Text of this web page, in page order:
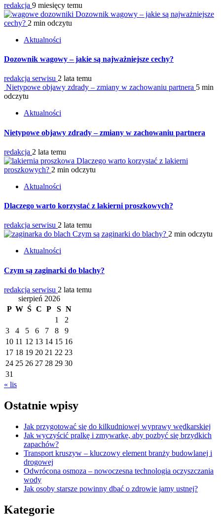
redakcja 9 miesięcy temu
Dozownik wagowy – jakie są najważniejsze
cechy? 2 min odczytu
Aktualności
Dozownik wagowy – jakie są najważniejsze cechy?
redakcja serwisu 2 lata temu
Nietypowe objawy zdrady – zmiany w zachowaniu partnera 5 min
odczytu
Aktualności
Nietypowe objawy zdrady – zmiany w zachowaniu partnera
redakcja 2 lata temu
Dlaczego warto korzystać z lakierni
proszkowych? 2 min odczytu
Aktualności
Dlaczego warto korzystać z lakierni proszkowych?
redakcja serwisu 2 lata temu
Czym są zaginarki do blachy? 2 min odczytu
Aktualności
Czym są zaginarki do blachy?
redakcja serwisu 2 lata temu
sierpień 2026
P W Ś C P S N
1
2
3
4 5 6 7 8
9
10 11 12 13 14 15 16
17 18 19 20 21 22 23
24 25 26 27 28 29 30
31
« lis
Ostatnie wpisy
Jak przygotować się do kilkudniowej wyprawy wędkarskiej
Jak wyczyścić pralkę i zmywarkę, aby pozbyć się brzydkich
zapachów?
Transport kruszyw – kluczowy element branży budowlanej i
drogowej
Odwrócona osmoza – nowoczesna technologia oczyszczania
wody
Jak osoby starsze powinny dbać o zdrowie jamy ustnej?
Kategorie